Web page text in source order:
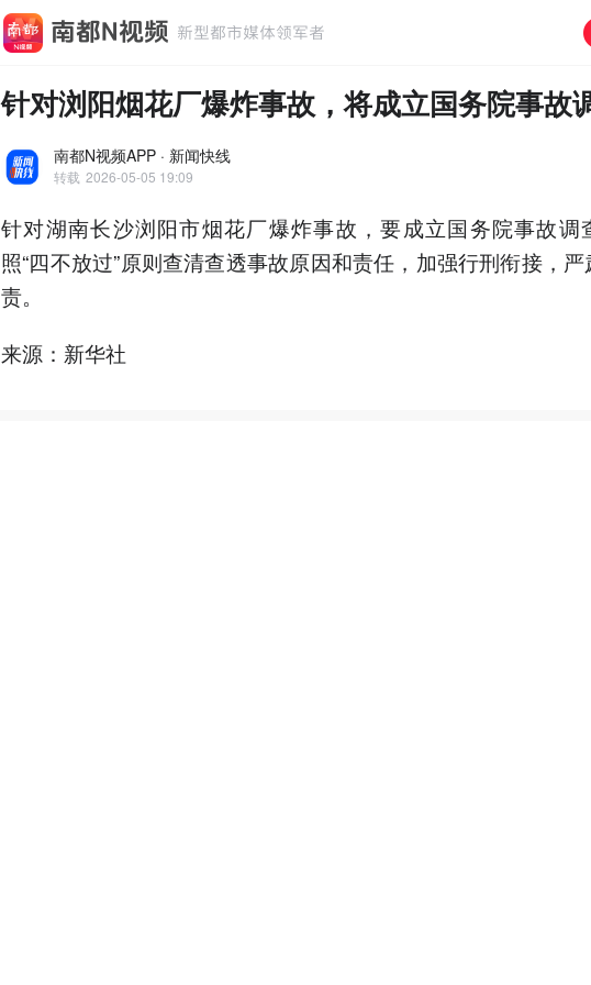
针对浏阳烟花厂爆炸事故，将成立国务院事故
南都N视频APP · 新闻快线
转载 2026-05-05 19:09
针对湖南长沙浏阳市烟花厂爆炸事故，要成立国务院事故调
照“四不放过”原则查清查透事故原因和责任，加强行刑衔接，
责。
来源：新华社